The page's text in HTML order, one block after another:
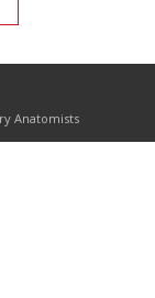
Anatomists